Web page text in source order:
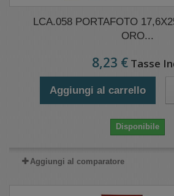
LCA.058 PORTAFOTO
ORO...
8,23 € Tasse
Aggiungi al carrello
Disponibile
Aggiungi al comparatore